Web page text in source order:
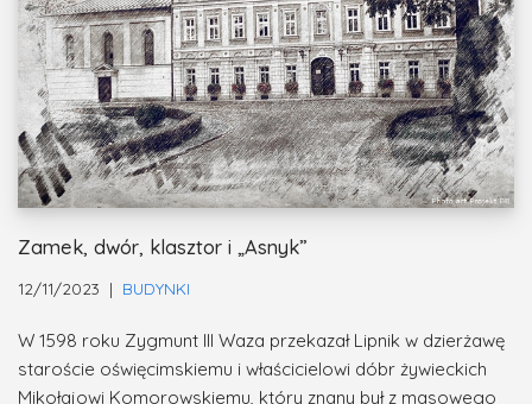
Zamek, dwór, klasztor i „Asnyk”
12/11/2023 BUDYNKI
W 1598 roku Zygmunt III Waza przekazał Lipnik w dzierżawę
staroście oświęcimskiemu i właścicielowi dóbr żywieckich
Mikołajowi Komorowskiemu, który znany był z masowego